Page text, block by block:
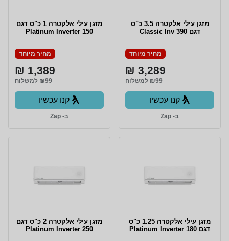
מזגן עילי אלקטרה 3.5 כ"ס
דגם Classic Inv 390
מחיר מיוחד
3,289 ₪
₪99 למשלוח
קנו עכשיו
ב- Zap
מזגן עילי אלקטרה 1 כ"ס דגם
Platinum Inverter 150
מחיר מיוחד
1,389 ₪
₪99 למשלוח
קנו עכשיו
ב- Zap
מזגן עילי אלקטרה 1.25 כ"ס
דגם Platinum Inverter 180
מזגן עילי אלקטרה 2 כ"ס דגם
Platinum Inverter 250